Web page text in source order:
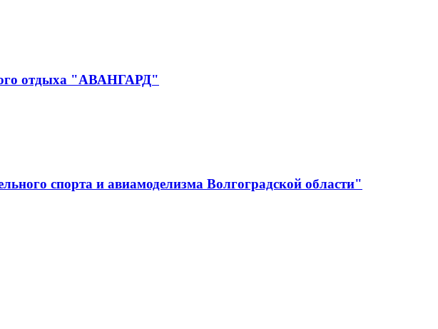
отдыха "АВАНГАРД"
спорта и авиамоделизма Волгоградской области"